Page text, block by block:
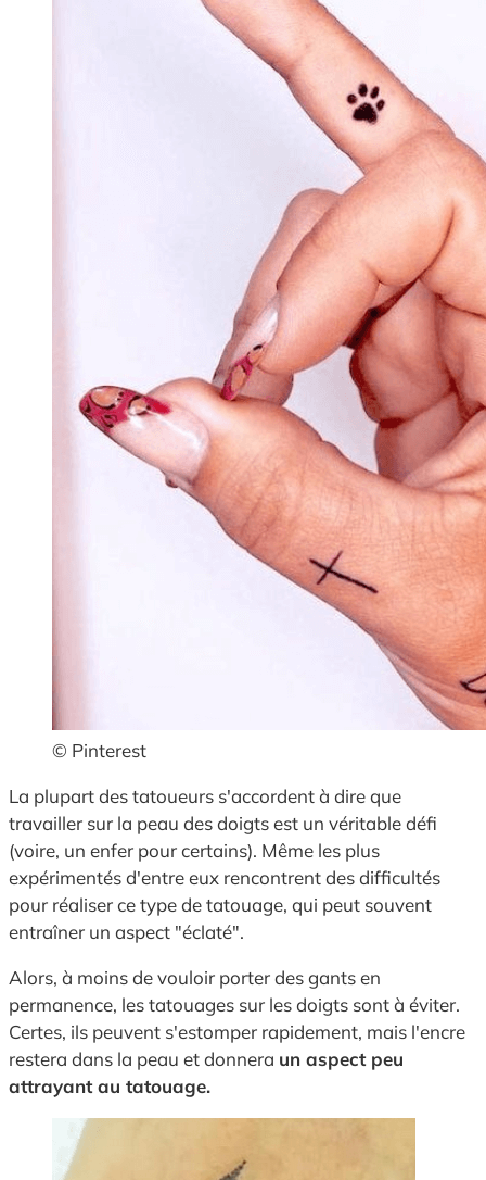
© Pinterest
La plupart des tatoueurs s'accordent à dire que
travailler sur la peau des doigts est un véritable défi
(voire, un enfer pour certains). Même les plus
expérimentés d'entre eux rencontrent des difficultés
pour réaliser ce type de tatouage, qui peut souvent
entraîner un aspect "éclaté".
Alors, à moins de vouloir porter des gants en
permanence, les tatouages sur les doigts sont à éviter.
Certes, ils peuvent s'estomper rapidement, mais l'encre
restera dans la peau et donnera un aspect peu
attrayant au tatouage.